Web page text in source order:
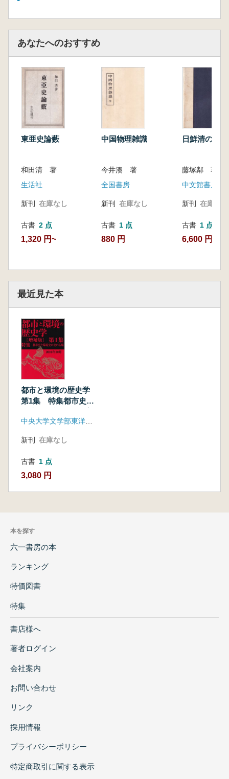
あなたへのおすすめ
東亜史論藪
和田清 著
生活社
新刊 在庫なし
古書 2 点
1,320 円~
中国物理雑識
今井湊 著
全国書房
新刊 在庫なし
古書 1 点
880 円
日鮮清の文
藤塚鄰 著
中文館書店
新刊 在庫なし
古書 1 点
6,600 円
最近見た本
都市と環境の歴史学
第1集 特集都市史と
補版
新刊 在庫なし
古書 1 点
3,080 円
本を探す
六一書房の本
ランキング
特価図書
特集
書店様へ
著者ログイン
会社案内
お問い合わせ
リンク
採用情報
プライバシーポリシー
特定商取引に関する表示